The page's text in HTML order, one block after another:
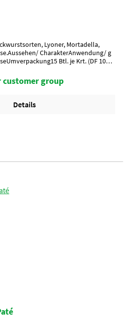
Lyoner, Mortadella,
CharakterAnwendung/ g
Btl. je Krt. (DF 100) /
customer group
Details